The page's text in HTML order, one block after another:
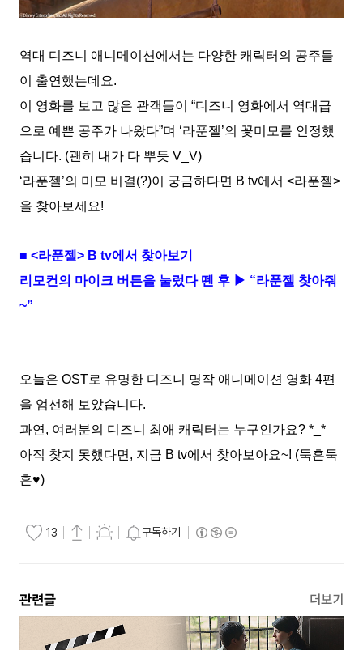
역대 디즈니 애니메이션에서는 다양한 캐릭터의 공주들
이 출연했는데요.
이 영화를 보고 많은 관객들이 “디즈니 영화에서 역대급
으로 예쁜 공주가 나왔다”며 ‘라푼젤’의 꽃미모를 인정했
습니다. (괜히 내가 다 뿌듯 V_V)
‘라푼젤’의 미모 비결(?)이 궁금하다면 B tv에서 <라푼젤>
을 찾아보세요!
■ <라푼젤> B tv에서 찾아보기
리모컨의 마이크 버튼을 눌렀다 뗀 후 ▶ “라푼젤 찾아줘
~”
오늘은 OST로 유명한 디즈니 명작 애니메이션 영화 4편
을 엄선해 보았습니다.
과연, 여러분의 디즈니 최애 캐릭터는 누구인가요? *_*
아직 찾지 못했다면, 지금 B tv에서 찾아보아요~! (둑흔둑
흔♥)
13 구독하기
관련글 더보기